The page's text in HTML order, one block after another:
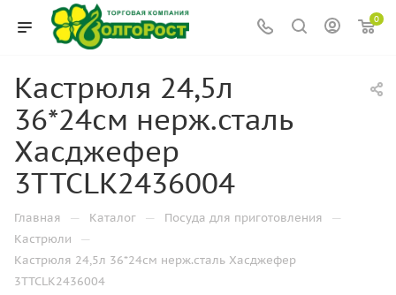
0
Кастрюля 24,5л
36*24см нерж.сталь
Хасджефер
3TTCLK2436004
Главная — Каталог — Посуда для приготовления —
Кастрюли —
Кастрюля 24,5л 36*24см нерж.сталь Хасджефер
3TTCLK2436004